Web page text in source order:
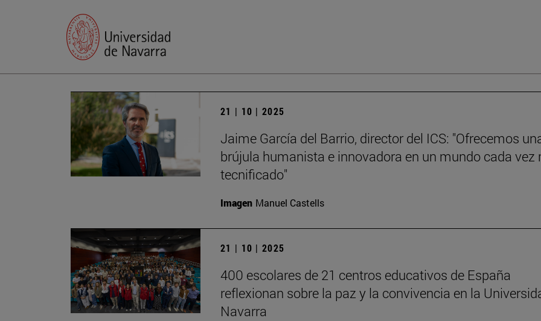
21 | 10 | 2025
Jaime García del Barrio, director del ICS: "Ofrecemos
brújula humanista e innovadora en un mundo cada vez
tecnificado"
Imagen Manuel Castells
21 | 10 | 2025
400 escolares de 21 centros educativos de España
reflexionan sobre la paz y la convivencia en la
Navarra